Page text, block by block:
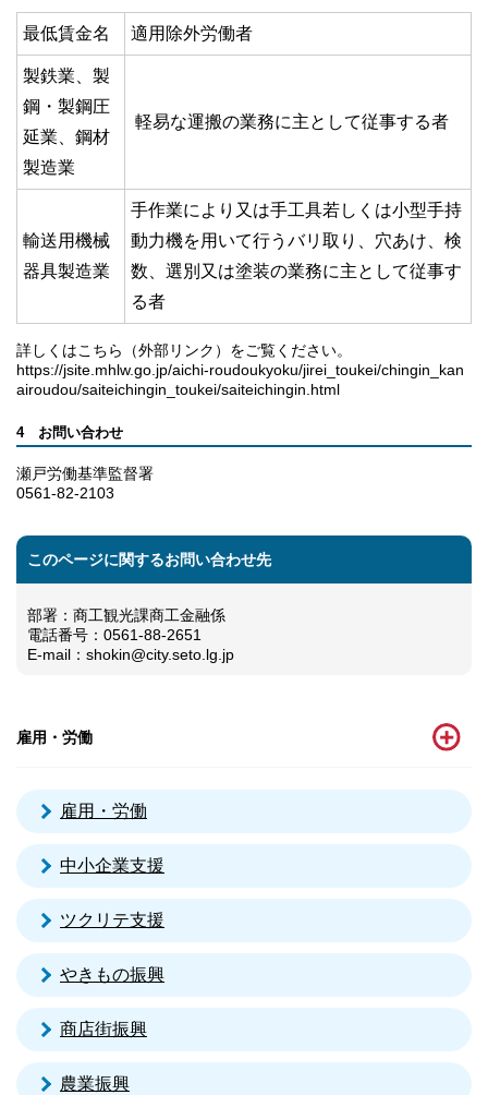
最低賃金名 適用除外労働者
製鉄業、製
鋼・製鋼圧
延業、鋼材
製造業
軽易な運搬の業務に主として従事する者
輸送用機械
器具製造業
手作業により又は手工具若しくは小型手持
動力機を用いて行うバリ取り、穴あけ、検
数、選別又は塗装の業務に主として従事す
る者
詳しくはこちら（外部リンク）をご覧ください。
https://jsite.mhlw.go.jp/aichi-roudoukyoku/jirei_toukei/chingin_kan
airoudou/saiteichingin_toukei/saiteichingin.html
4 お問い合わせ
瀬戸労働基準監督署
0561-82-2103
このページに関するお問い合わせ先
部署：商工観光課商工金融係
電話番号：0561-88-2651
E-mail：shokin@city.seto.lg.jp
雇用・労働
雇用・労働
中小企業支援
ツクリテ支援
やきもの振興
商店街振興
農業振興